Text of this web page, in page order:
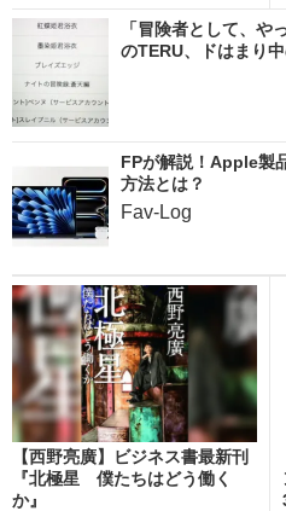
「冒険者として、
のTERU、ドはまり
FPが解説！Apple製
方法とは？
Fav-Log
【西野亮廣】ビジネス書最新刊
『北極星 僕たちはどう働く
か』